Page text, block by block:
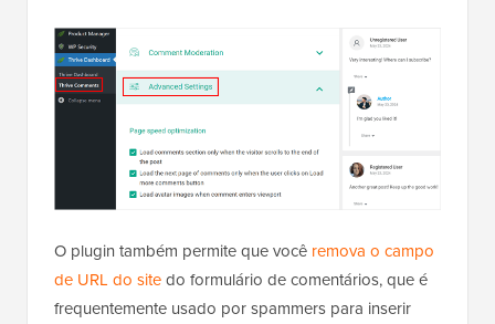
O plugin também permite que você remova o campo
de URL do sitedo formulário de comentários, que é
frequentemente usado por spammers para inserir